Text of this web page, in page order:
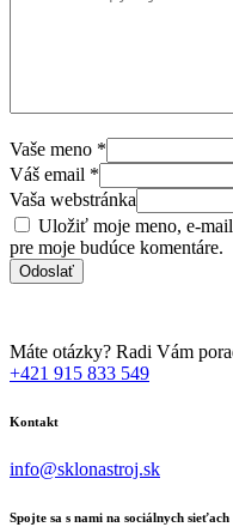
Vaše meno *
Váš email *
Vaša webstránka
Uložiť moje meno, e-
pre moje budúce komentáre.
Máte otázky? Radi Vám
+421 915 833 549
Kontakt
info@sklonastroj.sk
Spojte sa s nami na sociálnych sieťach